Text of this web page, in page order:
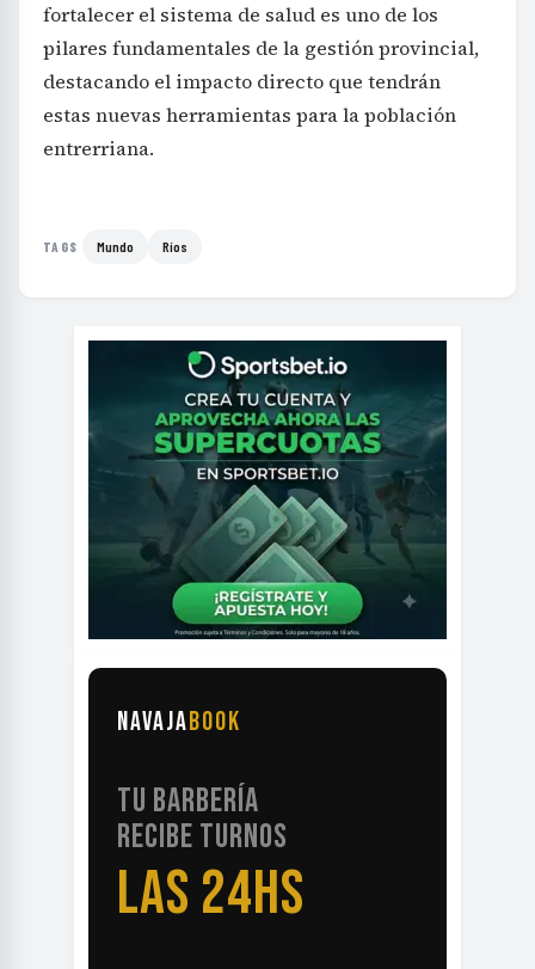
fortalecer el sistema de salud es uno de los
pilares fundamentales de la gestión provincial,
destacando el impacto directo que tendrán
estas nuevas herramientas para la población
entrerriana.
TAGS Mundo Ríos
NAVAJABOOK
TU BARBERÍA
RECIBE TURNOS
LAS 24HS